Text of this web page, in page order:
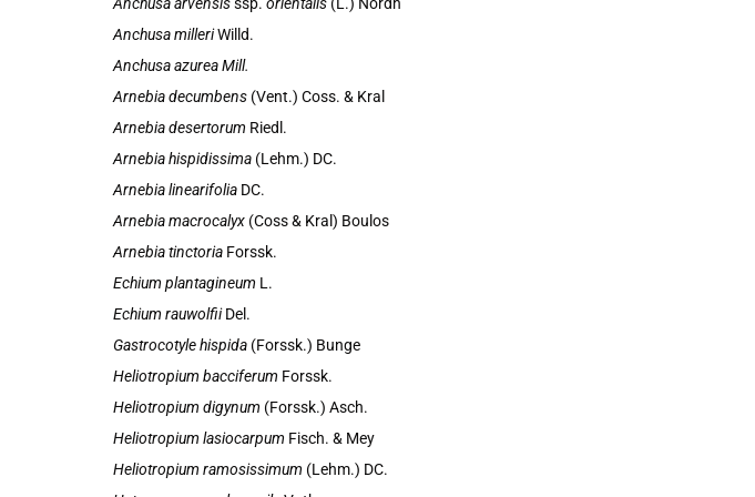
Anchusa milleriWilld.
Anchusa azurea Mill.
Arnebia decumbens (Vent.) Coss. & Kral
Arnebia desertorum Riedl.
Arnebia hispidissima (Lehm.) DC.
Arnebia linearifolia DC.
Arnebia macrocalyx (Coss & Kral) Boulos
Arnebia tinctoria Forssk.
Echium plantagineum L.
Echium rauwolfiiDel.
Gastrocotyle hispida (Forssk.) Bunge
Heliotropium bacciferum Forssk.
Heliotropium digynum (Forssk.) Asch.
Heliotropium lasiocarpum Fisch. & Mey
Heliotropium ramosissimum (Lehm.) DC.